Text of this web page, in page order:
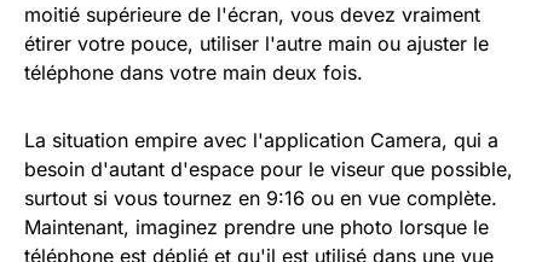
moitié supérieure de l'écran, vous devez vraiment
étirer votre pouce, utiliser l'autre main ou ajuster le
téléphone dans votre main deux fois.
La situation empire avec l'application Camera, qui a
besoin d'autant d'espace pour le viseur que possible,
surtout si vous tournez en 9:16 ou en vue complète.
Maintenant, imaginez prendre une photo lorsque le
téléphone est déplié et qu'il est utilisé dans une vue